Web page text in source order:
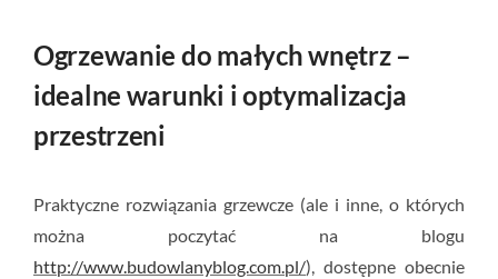
Ogrzewanie do małych wnętrz –
idealne warunki i optymalizacja
przestrzeni
Praktyczne rozwiązania grzewcze (ale i inne, o których
można poczytać na blogu
http://www.budowlanyblog.com.pl/), dostępne obecnie